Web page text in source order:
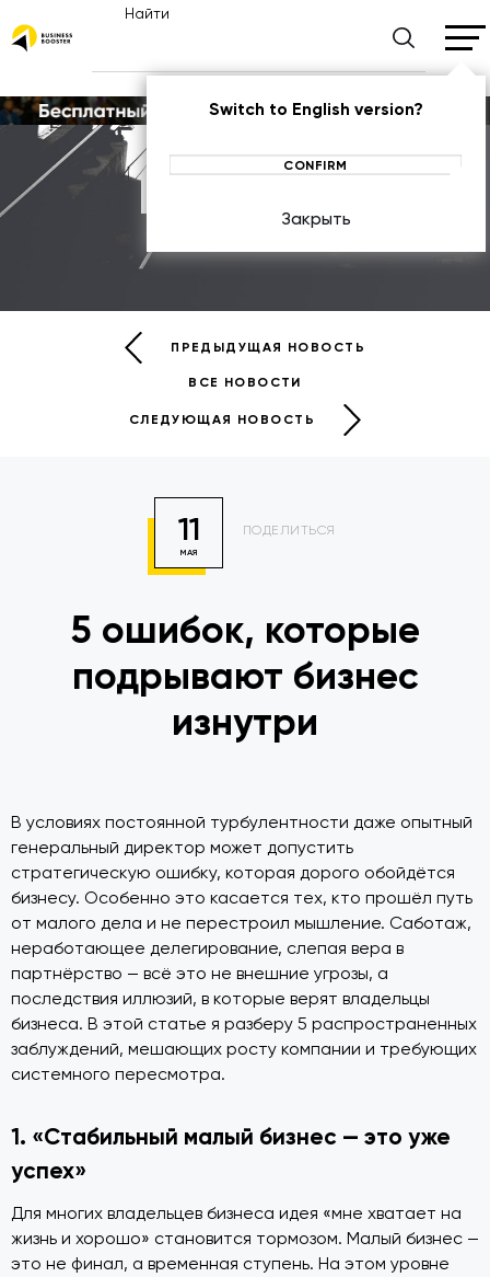
Найти
Switch to English version?
CONFIRM
Закрыть
Новости
ПРЕДЫДУЩАЯ НОВОСТЬ
ВСЕ НОВОСТИ
СЛЕДУЮЩАЯ НОВОСТЬ
11
МАЯ
ПОДЕЛИТЬСЯ
5 ошибок, которые
подрывают бизнес
изнутри
В условиях постоянной турбулентности даже опытный
генеральный директор может допустить
стратегическую ошибку, которая дорого обойдётся
бизнесу. Особенно это касается тех, кто прошёл путь
от малого дела и не перестроил мышление. Саботаж,
неработающее делегирование, слепая вера в
партнёрство — всё это не внешние угрозы, а
последствия иллюзий, в которые верят владельцы
бизнеса. В этой статье я разберу 5 распространенных
заблуждений, мешающих росту компании и требующих
системного пересмотра.
1. «Стабильный малый бизнес — это уже
успех»
Для многих владельцев бизнеса идея «мне хватает на
жизнь и хорошо» становится тормозом. Малый бизнес —
это не финал, а временная ступень. На этом уровне